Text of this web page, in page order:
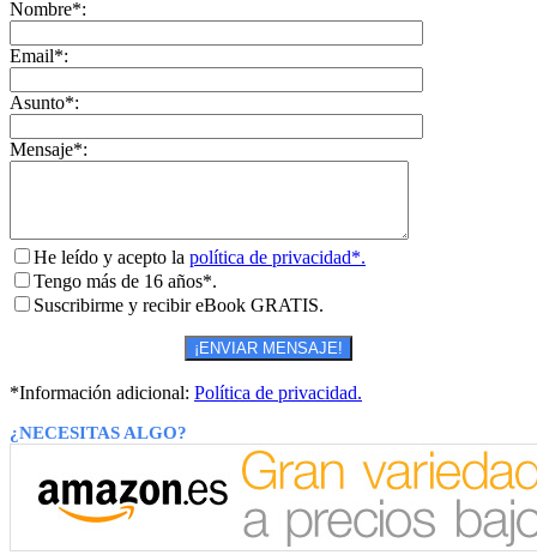
Nombre*:
Email*:
Asunto*:
Mensaje*:
He leído y acepto la política de privacidad*.
Tengo más de 16 años*.
Suscribirme y recibir eBook GRATIS.
*Información adicional: Política de privacidad.
¿NECESITAS ALGO?